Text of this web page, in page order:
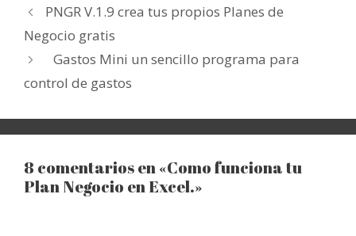
PNGR V.1.9 crea tus propios Planes de
Negocio gratis
Gastos Mini un sencillo programa para
control de gastos
8 comentarios en «Como funciona tu
Plan Negocio en Excel.»